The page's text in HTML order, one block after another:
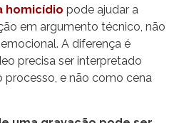
homicídio pode ajudar a
em argumento técnico, não
A diferença é
precisa ser interpretado
processo, e não como cena